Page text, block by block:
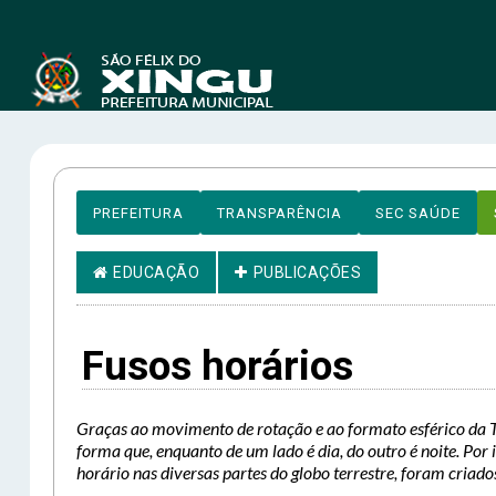
PREFEITURA TRANSPARÊNCIA SEC SAÚDE
EDUCAÇÃO PUBLICAÇÕES
Fusos horários
Graças ao movimento de rotação e ao formato esférico da
forma que, enquanto de um lado é dia, do outro é noite.
horário nas diversas partes do globo terrestre, foram